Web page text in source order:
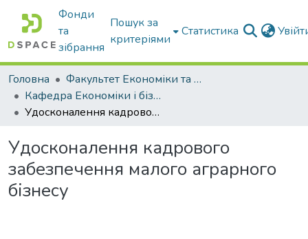
Фонди
та
зібрання
Пошук за
критеріями
Статистика
Головна
Факультет Економіки та бізнесу
Кафедра Економіки і бізнесу
Удосконалення кадрового забезпечення малого аграрного бізнесу
Удосконалення кадрового
забезпечення малого аграрного
бізнесу